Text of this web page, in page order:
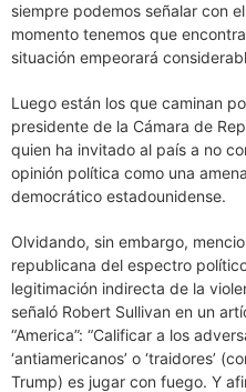
siempre podemos señalar con
momento tenemos que
situación empeorará
Luego están los que caminan
presidente de la Cámara de
quien ha invitado al país a no
opinión política como una
democrático estadounidense.
Olvidando, sin embargo,
republicana del espectro
legitimación indirecta de la
señaló Robert Sullivan en un
“America”: “Calificar a los
‘antiamericanos’ o ‘traidores’
Trump) es jugar con fuego. Y